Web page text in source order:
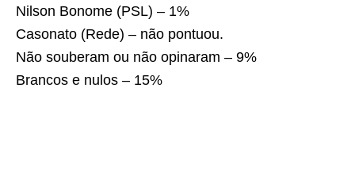
Nilson Bonome (PSL) – 1%
Casonato (Rede) – não pontuou.
Não souberam ou não opinaram – 9%
Brancos e nulos – 15%